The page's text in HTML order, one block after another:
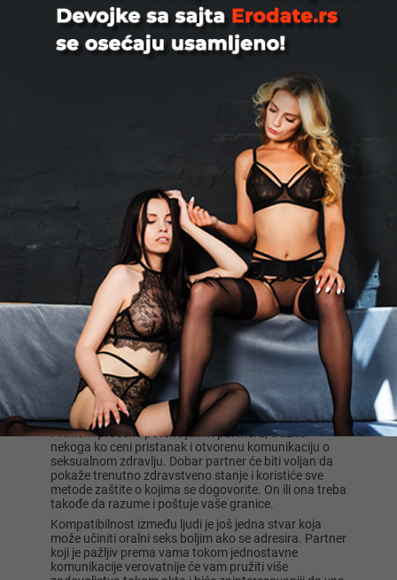
Pronalaženje partnera zainteresovanog za oralni seks,
poznatog i kao felacio ili kunilingus, lako je koristeći
Xlist.rs. Čak postoji i posebna kategorija na ovom
portalu za oglase povezane sa uživanjem u oralnom
davalac, a drugi primalac, ali u nekim slučajevima su
moguće i poze u kojima oba partnera mogu
U oglasu ljudi obično preciziraju šta očekuju i kako
zamišljaju uživanje, ili izveštavaju o mogućnosti toga.
To može biti izuzetno prijatno i za muškarca i za ženu,
ako su partneri voljni i sposobni dobro izvoditi oralni
Svako može postaviti oglas na našem sajtu. To je
besplatno. Pregledanje oglasne table je takođe lako i
praktično. Ako vas nešto zanima, pogledajte
ostavljene kontakte i kontaktirajte autora oglasa za
uživanja u oralnom seksu.
Kako odabrati najboljeg partnera za oralni seks?
Pronalaženje najboljeg partnera za oralni seks
zahteva kombinaciju ličnih očekivanja, jasne, direktnije
komunikacije i zaštite. Pre svega, definišite svoje
granice pre nego što počnete pregledati ili postavljati
oglase. Prilikom komunikacije sa partnerom, potrebno
je da razumete šta vam se sviđa i šta vam je prijatno
pre akta, i šta bi već prešlo granicu.
Prilikom procene potencijalnih partnera, tražite
nekoga ko ceni pristanak i otvorenu komunikaciju o
seksualnom zdravlju. Dobar partner će biti voljan da
pokaže trenutno zdravstveno stanje i koristiće sve
metode zaštite o kojima se dogovorite. On ili ona treba
takođe da razume i poštuje vaše granice.
Kompatibilnost između ljudi je još jedna stvar koja
može učiniti oralni seks boljim ako se adresira. Partner
koji je pažljiv prema vama tokom jednostavne
komunikacije verovatnije će vam pružiti više